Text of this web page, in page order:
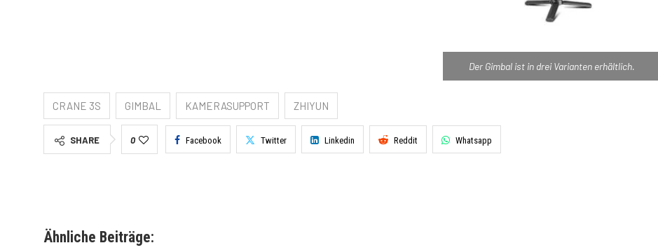
Der Gimbal ist in drei Varianten erhältlich.
CRANE 3S GIMBAL KAMERASUPPORT ZHIYUN
SHARE 0 Facebook Twitter Linkedin Reddit Whatsapp
Ähnliche Beiträge: